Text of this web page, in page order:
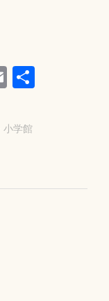
E
ail
共
小学館